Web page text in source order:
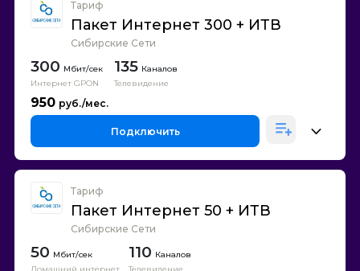
Тариф
Пакет Интернет 300 + ИТВ
Сибирские Сети
300
Интернет GPON
135 Каналов
Телевидение
950
Подключить
Тариф
Пакет Интернет 50 + ИТВ
Сибирские Сети
50 110 Каналов